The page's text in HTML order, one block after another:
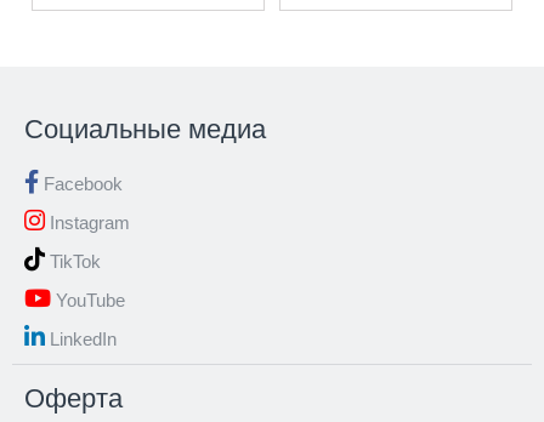
Социальные медиа
Facebook
Instagram
TikTok
YouTube
LinkedIn
Oферта